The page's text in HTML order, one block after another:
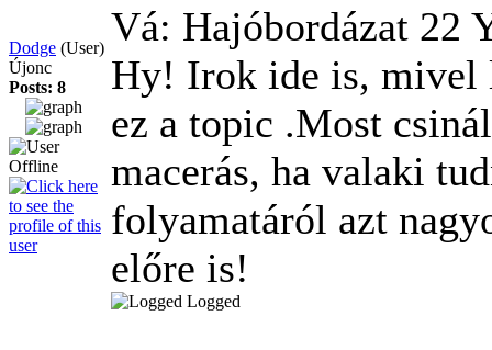
Dodge (User)
Újonc
Posts: 8
Vá: Hajóbordázat 22
Hy! Irok ide is, mivel
ez a topic .Most
macerás, ha valaki
folyamatáról azt
előre is!
Logged